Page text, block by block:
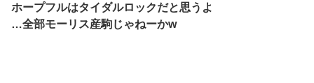
ホープフルはタイダルロックだと思うよ
…全部モーリス産駒じゃねーかw